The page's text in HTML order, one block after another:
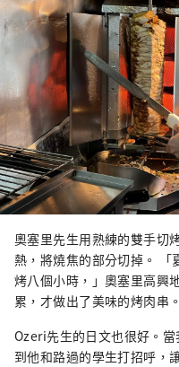
奧塞里先生用熟練的雙手切
熱，將燒焦的部分切掉。
烤八個小時，」奧塞里高興
累，才做出了美味的烤肉串。
Ozeri先生的日文也很好。
到他和路過的學生打招呼，